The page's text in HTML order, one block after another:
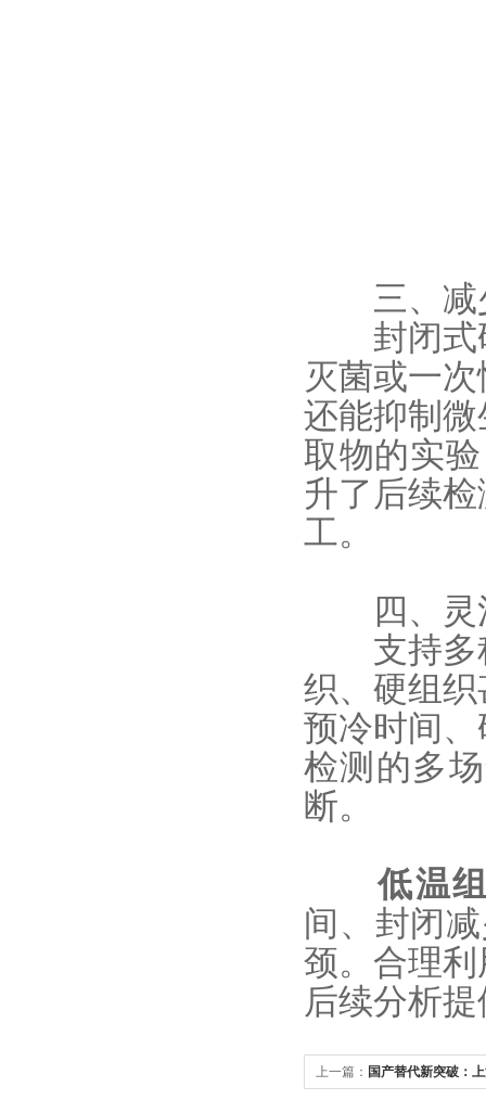
三、减
封闭式研
灭菌或一
还能抑制
取物的实
升了后续
工。
四、灵
支持多种
织、硬组
预冷时间
检测的多
断。
低温
间、封闭
颈。合理
后续分析
上一篇： 国产替代新突破：